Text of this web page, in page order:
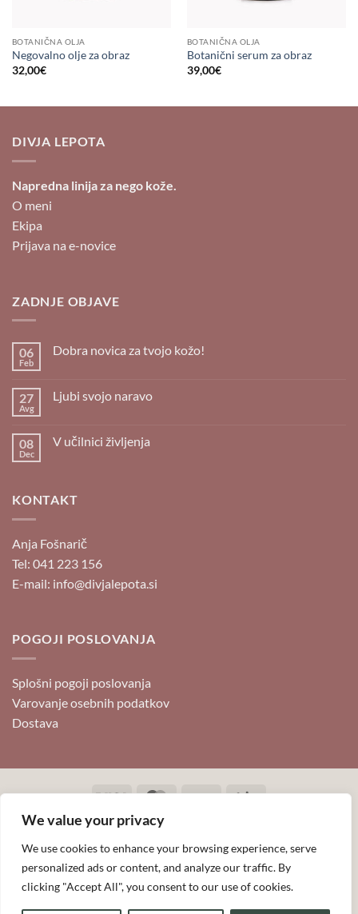
We value your privacy
We use cookies to enhance your browsing experience, serve
personalized ads or content, and analyze our traffic. By
clicking "Accept All", you consent to our use of cookies.
BOTANIČNA OLJA
Negovalno olje za obraz
32,00€
BOTANIČNA OLJA
Botanični serum za obraz
39,00€
DIVJA LEPOTA
Napredna linija za nego kože.
O meni
Ekipa
Prijava na e-novice
ZADNJE OBJAVE
06
Feb
Dobra novica za tvojo kožo!
Dobra
kožo!
27
Avg
Ljubi svojo naravo
Ljubi
08
Dec
V učilnici življenja
učilnici
KONTAKT
Anja Fošnarič
Tel: 041 223 156
E-mail: info@divjalepota.si
POGOJI POSLOVANJA
Splošni pogoji poslovanja
Varovanje osebnih podatkov
Dostava
Visa MasterCardPayPal Stripe
DIVJA LEPOTA, spletna trgovina, Anja Fošnarič s.p.
Copyright 2026 ©
Anja Fošnarič